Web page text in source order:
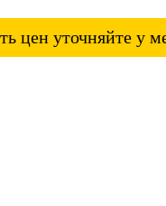
цен уточняйте у